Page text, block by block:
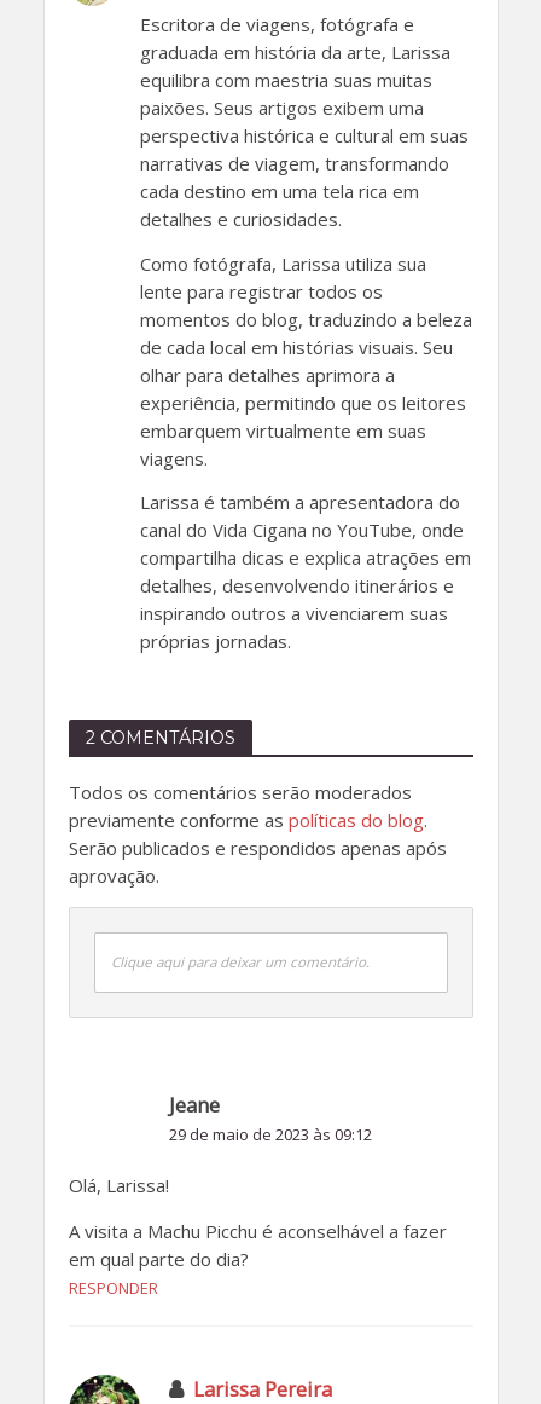
Escritora de viagens, fotógrafa e
graduada em história da arte, Larissa
equilibra com maestria suas muitas
paixões. Seus artigos exibem uma
perspectiva histórica e cultural em suas
narrativas de viagem, transformando
cada destino em uma tela rica em
detalhes e curiosidades.
Como fotógrafa, Larissa utiliza sua
lente para registrar todos os
momentos do blog, traduzindo a beleza
de cada local em histórias visuais. Seu
olhar para detalhes aprimora a
experiência, permitindo que os leitores
embarquem virtualmente em suas
viagens.
Larissa é também a apresentadora do
canal do Vida Cigana no YouTube, onde
compartilha dicas e explica atrações em
detalhes, desenvolvendo itinerários e
inspirando outros a vivenciarem suas
próprias jornadas.
2 COMENTÁRIOS
Todos os comentários serão moderados
previamente conforme as políticas do blog.
Serão publicados e respondidos apenas após
aprovação.
Clique aqui para deixar um comentário.
Jeane
29 de maio de 2023 às 09:12
Olá, Larissa!
A visita a Machu Picchu é aconselhável a fazer
em qual parte do dia?
RESPONDER
Larissa Pereira